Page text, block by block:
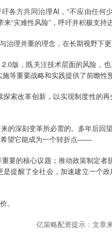
各方共同治理AI，“不应由任何
“灾难性风险”，呼吁并积极支持
理并重的理念，在长期视野下更
版，既关注技术层面的风险，
等重要战略和实践提供了前瞻性
索改革创新，以实现制度性的再
深刻变革所必需的。多年后回
希望它能成为一个转折点——
的核心议题；推动政策制定者
提醒了全社会，加速建立一个
。
亿策略配资提示：文章